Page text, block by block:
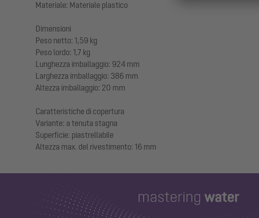
Materiale: Materiale plastico
Dimensioni
Peso netto: 1,59 kg
Peso lordo: 1,7 kg
Lunghezza imballaggio: 924 mm
Larghezza imballaggio: 386 mm
Altezza imballaggio: 20 mm
Caratteristiche di copertura
Variante: a tenuta stagna
Superficie: piastrellabile